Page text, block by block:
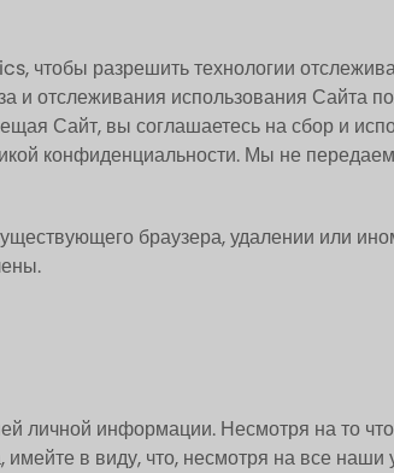
чтобы разрешить технологии
и отслеживания использования Сайта
Сайт, вы соглашаетесь на сбор и
конфиденциальности. Мы не
браузера, удалении или
личной информации. Несмотря на то
в виду, что, несмотря на все наши